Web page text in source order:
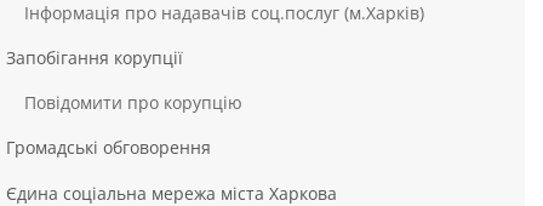
Інформація про надавачів соц.послуг (м.Харків)
Запобігання корупції
Повідомити про корупцію
Громадські обговорення
Єдина соціальна мережа міста Харкова